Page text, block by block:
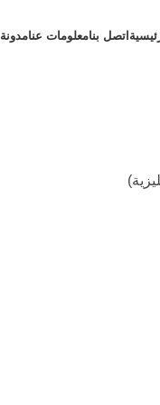
اتصل بنامعلومات عنامدونة
)